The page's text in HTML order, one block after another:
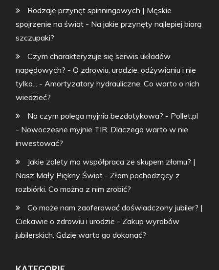
Rodzaje przynęt spinningowych | Męskie
spojrzenie na świat - Na jakie przynęty najlepiej biorą
szczupaki?
Czym charakteryzuje się serwis układów
napędowych? - O zdrowiu, urodzie, odżywianiu i nie
tylko... -Amortyzatory hydrauliczne. Co warto o nich
wiedzieć?
Na czym polega myjnia bezdotykowa? - Pollet.pl
- Nowoczesne myjnie TIR. Dlaczego warto w nie
inwestować?
Jakie zalety ma współpraca ze skupem złomu? |
Nasz Mały Piękny Świat - Złom pochodzący z
rozbiórki. Co można z nim zrobić?
Co może nam zaoferować doświadczony jubiler? |
Ciekawie o zdrowiu i urodzie - Zakup wyrobów
jubilerskich. Gdzie warto go dokonać?